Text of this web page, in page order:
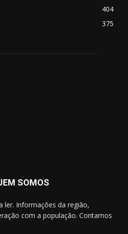
404
375
SOMOS
ler. Informações da região,
com a população. Contamos